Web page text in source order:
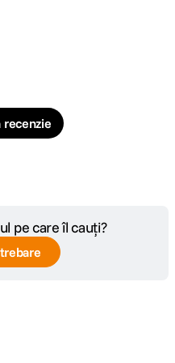
recenzie
pe care îl cauți?